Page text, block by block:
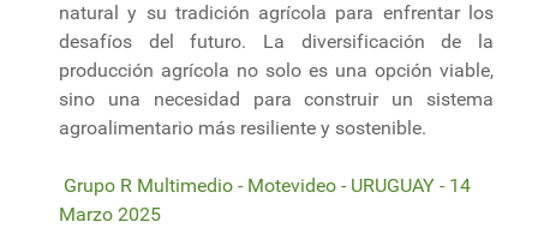
natural y su tradición agrícola para enfrentar los
desafíos del futuro. La diversificación de la
producción agrícola no solo es una opción viable,
sino una necesidad para construir un sistema
agroalimentario más resiliente y sostenible.
Grupo R Multimedio - Motevideo - URUGUAY - 14
Marzo 2025